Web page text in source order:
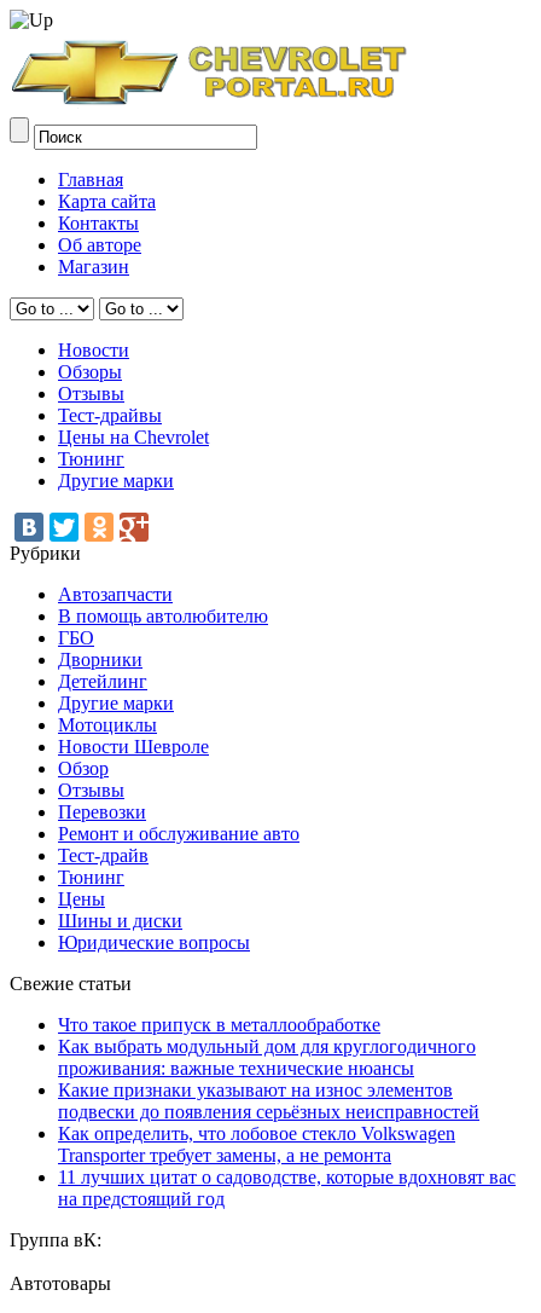
Главная
Карта сайта
Контакты
Об авторе
Магазин
Новости
Обзоры
Отзывы
Тест-драйвы
Цены на Chevrolet
Тюнинг
Другие марки
Рубрики
Автозапчасти
В помощь автолюбителю
ГБО
Дворники
Детейлинг
Другие марки
Мотоциклы
Новости Шевроле
Обзор
Отзывы
Перевозки
Ремонт и обслуживание авто
Тест-драйв
Тюнинг
Цены
Шины и диски
Юридические вопросы
Свежие статьи
Что такое припуск в металлообработке
Как выбрать модульный дом для круглогодичного
проживания: важные технические нюансы
Какие признаки указывают на износ элементов
подвески до появления серьёзных неисправностей
Как определить, что лобовое стекло Volkswagen
Transporter требует замены, а не ремонта
11 лучших цитат о садоводстве, которые вдохновят вас
на предстоящий год
Группа вК:
Автотовары